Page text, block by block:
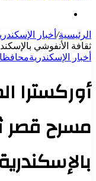
الرئيسية/ أخبار
ثقافة الأنفوشي
أخبار الإسكندرية
أوركسترا
مسرح قصر
بالإسكندرية